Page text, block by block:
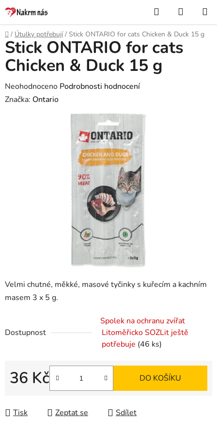
Přejít
na
obsah
Hledat
KOŠÍK
Domů
/ Útulky potřebují / Stick ONTARIO for cats Chicken & Duck 15 g
Velmi chutné, měkké, masové tyčinky s kuřecím a kachním
masem 3 x 5 g.
Dostupnost
Spolek na ochranu zvířat
Litoměřicko SOZLit ještě
potřebuje (46 ks)
36 Kč
Měrná cena:
DO KOŠÍKU
Tisk Zeptat se Sdílet
Stick ONTARIO for cats
Chicken & Duck 15 g
Průměrné
hodnocení
Neohodnoceno Podrobnosti hodnocení
Značka: Ontario